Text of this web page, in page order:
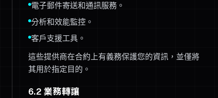
電子郵件寄送和通訊服務。
分析和效能監控。
客戶支援工具。
這些提供商在合約上有義務保護您的資訊，並僅將
其用於指定目的。
6.2 業務轉讓